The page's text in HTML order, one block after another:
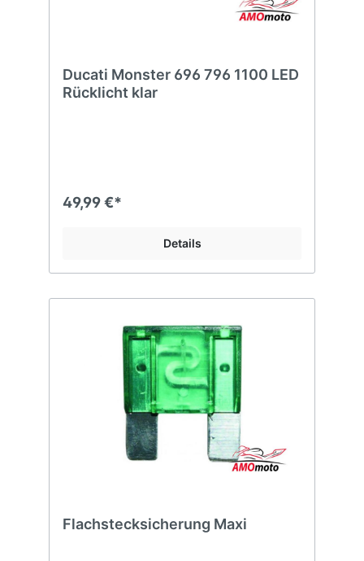
Ducati Monster 696 796 1100 LED
Rücklicht klar
49,99 €*
Details
Flachstecksicherung Maxi